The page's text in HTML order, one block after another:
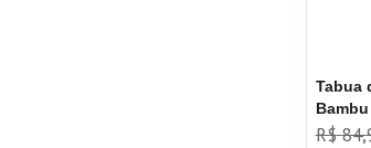
Tabua
R$ 84,